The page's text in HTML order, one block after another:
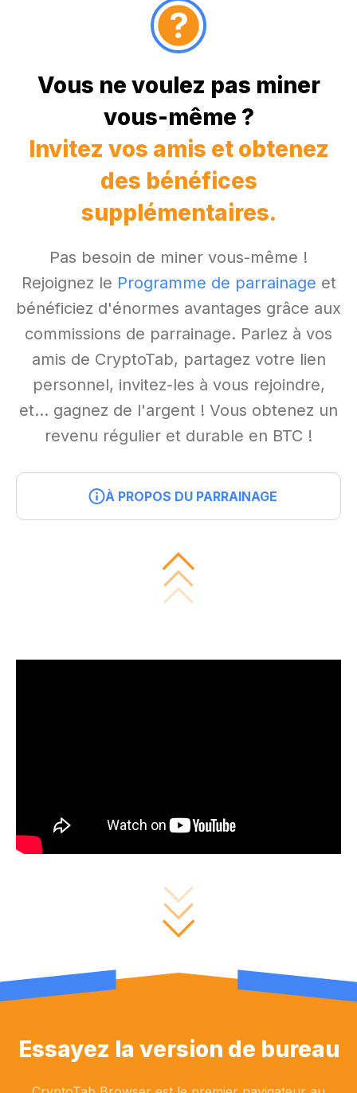
Vous ne voulez pas miner
vous-même ?
Invitez vos amis et obtenez
des bénéfices
supplémentaires.
Pas besoin de miner vous-même !
Rejoignez le Programme de parrainage et
bénéficiez d'énormes avantages grâce aux
commissions de parrainage. Parlez à vos
amis de CryptoTab, partagez votre lien
personnel, invitez-les à vous rejoindre,
et… gagnez de l'argent ! Vous obtenez un
revenu régulier et durable en BTC !
À PROPOS DU PARRAINAGE
Essayez la version de bureau